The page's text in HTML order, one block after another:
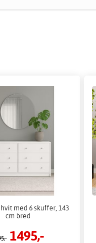
med 6 skuffer, 143
cm bred
1495,-